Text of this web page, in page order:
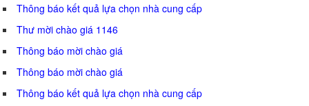
Thông báo kết quả lựa chọn nhà cung cấp
Thư mời chào giá 1146
Thông báo mời chào giá
Thông báo mời chào giá
Thông báo kết quả lựa chọn nhà cung cấp